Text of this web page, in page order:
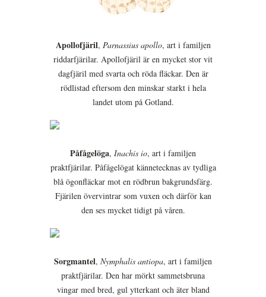
Apollofjäril, Parnassius apollo, art i familjen
riddarfjärilar. Apollofjäril är en mycket stor vit
dagfjäril med svarta och röda fläckar. Den är
rödlistad eftersom den minskar starkt i hela
landet utom på Gotland.
Påfågelöga, Inachis io, art i familjen
praktfjärilar. Påfågelögat kännetecknas av tydliga
blå ögonfläckar mot en rödbrun bakgrundsfärg.
Fjärilen övervintrar som vuxen och därför kan
den ses mycket tidigt på våren.
Sorgmantel, Nymphalis antiopa, art i familjen
praktfjärilar. Den har mörkt sammetsbruna
vingar med bred, gul ytterkant och äter bland